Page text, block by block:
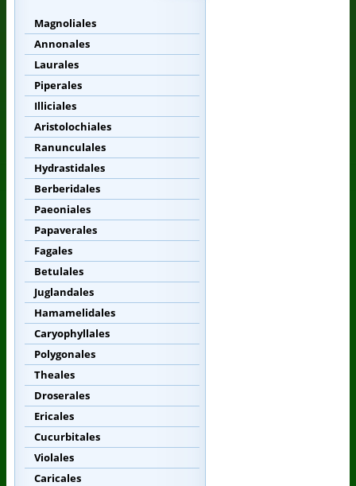
Magnoliales
Annonales
Laurales
Piperales
Illiciales
Aristolochiales
Ranunculales
Hydrastidales
Berberidales
Paeoniales
Papaverales
Fagales
Betulales
Juglandales
Hamamelidales
Caryophyllales
Polygonales
Theales
Droserales
Ericales
Cucurbitales
Violales
Caricales